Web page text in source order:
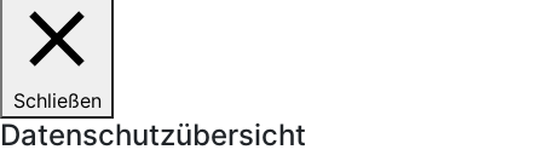
Schließen
Datenschutzübersicht